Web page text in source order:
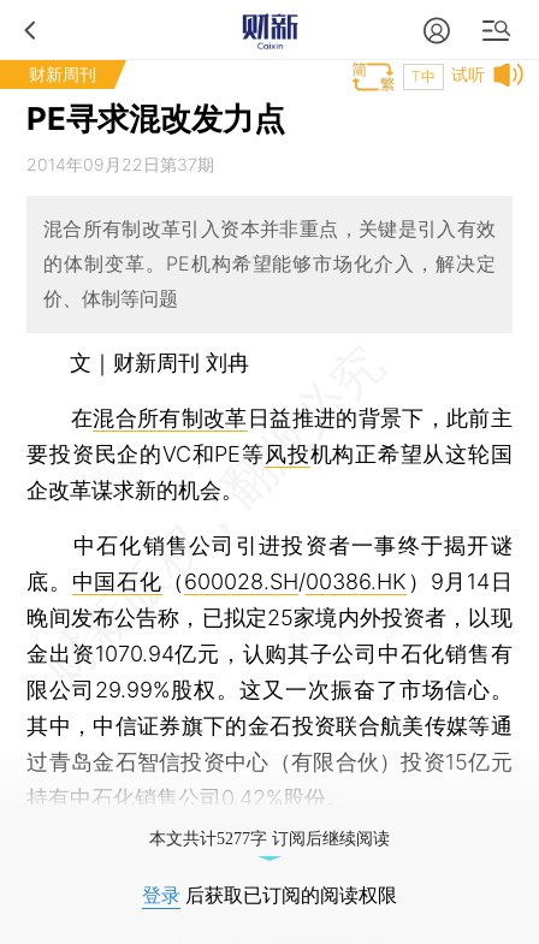
财新周刊 试听
T中
PE寻求混改发力点
2014年09月22日第37期
混合所有制改革引入资本并非重点，关键是引入有效
的体制变革。PE机构希望能够市场化介入，解决定
价、体制等问题
文｜财新周刊 刘冉
在混合所有制改革日益推进的背景下，此前主
要投资民企的VC和PE等风投机构正希望从这轮国
企改革谋求新的机会。
中石化销售公司引进投资者一事终于揭开谜
底。 中国石化 （600028.SH/00386.HK ）9月14日
晚间发布公告称，已拟定25家境内外投资者，以现
金出资1070.94亿元，认购其子公司中石化销售有
限公司29.99%股权。这又一次振奋了市场信心。
其中，中信证券旗下的金石投资联合航美传媒等通
过青岛金石智信投资中心（有限合伙）投资15亿元
持有中石化销售公司0.42%股份。
本文共计5277字 订阅后继续阅读
登录 后获取已订阅的阅读权限